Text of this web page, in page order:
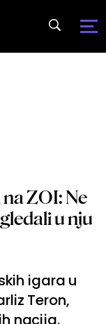
ZOI: Ne
u nju
igara u
Teron,
nacija.